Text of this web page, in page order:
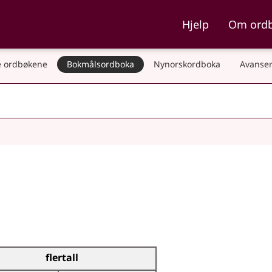
og NynorskordbokaHjelp Om
ordbøkene Bokmålsordboka Nynorskordboka
flertall